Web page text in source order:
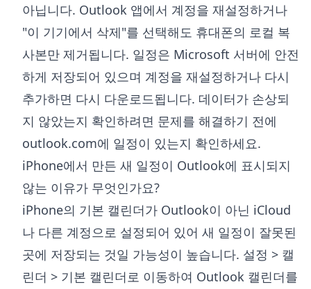
아닙니다. Outlook 앱에서 계정을 재설정하거나
"이 기기에서 삭제"를 선택해도 휴대폰의 로컬 복
사본만 제거됩니다. 일정은 Microsoft 서버에 안전
하게 저장되어 있으며 계정을 재설정하거나 다시
추가하면 다시 다운로드됩니다. 데이터가 손상되
지 않았는지 확인하려면 문제를 해결하기 전에
outlook.com에 일정이 있는지 확인하세요.
iPhone에서 만든 새 일정이 Outlook에 표시되지
않는 이유가 무엇인가요?
iPhone의 기본 캘린더가 Outlook이 아닌 iCloud
나 다른 계정으로 설정되어 있어 새 일정이 잘못된
곳에 저장되는 것일 가능성이 높습니다. 설정 > 캘
린더 > 기본 캘린더로 이동하여 Outlook 캘린더를